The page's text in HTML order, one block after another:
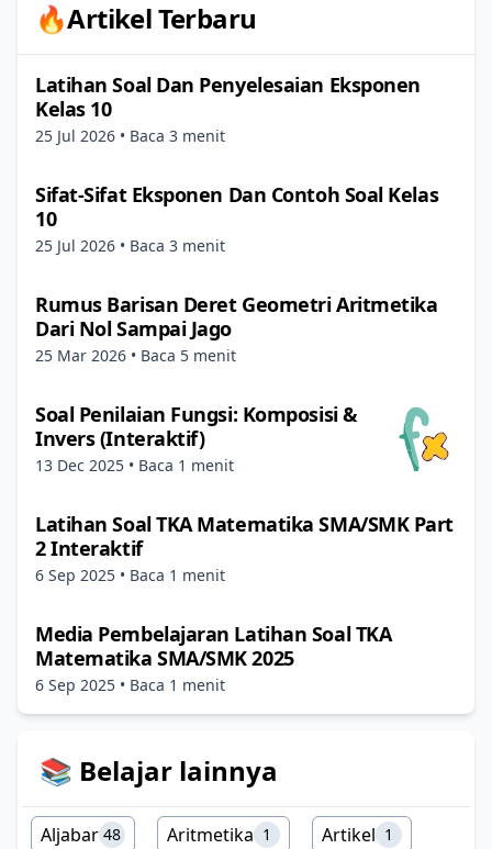
🔥Artikel Terbaru
Latihan Soal Dan Penyelesaian Eksponen
Kelas 10
25 Jul 2026 • Baca 3 menit
Sifat-Sifat Eksponen Dan Contoh Soal Kelas
10
25 Jul 2026 • Baca 3 menit
Rumus Barisan Deret Geometri Aritmetika
Dari Nol Sampai Jago
25 Mar 2026 • Baca 5 menit
Soal Penilaian Fungsi: Komposisi &
Invers (Interaktif)
13 Dec 2025 • Baca 1 menit
Latihan Soal TKA Matematika SMA/SMK Part
2 Interaktif
6 Sep 2025 • Baca 1 menit
Media Pembelajaran Latihan Soal TKA
Matematika SMA/SMK 2025
6 Sep 2025 • Baca 1 menit
📚 Belajar lainnya
Aljabar 48 Aritmetika 1 Artikel 1